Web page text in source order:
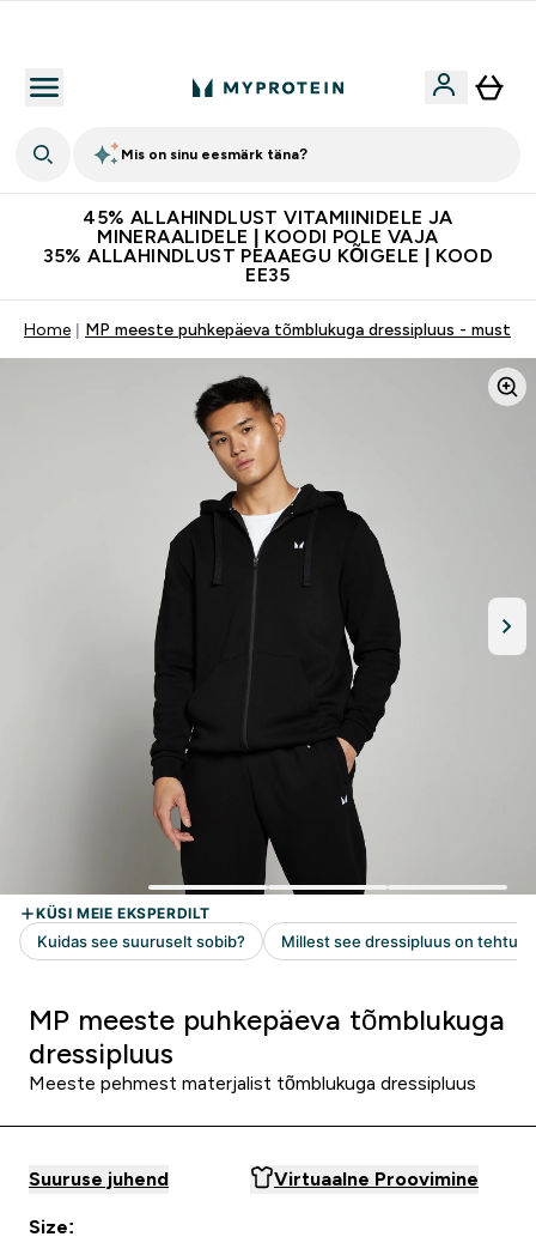
Mis on sinu eesmärk täna?
45% ALLAHINDLUST VITAMIINIDELE JA
MINERAALIDELE | KOODI POLE VAJA
35% ALLAHINDLUST PEAAEGU KÕIGELE | KOOD
EE35
Home MP meeste puhkepäeva tõmblukuga dressipluus - must
MP meeste puhkepäeva tõmblukuga
dressipluus
Meeste pehmest materjalist tõmblukuga dressipluus
Suuruse juhend Virtuaalne Proovimine
Size: